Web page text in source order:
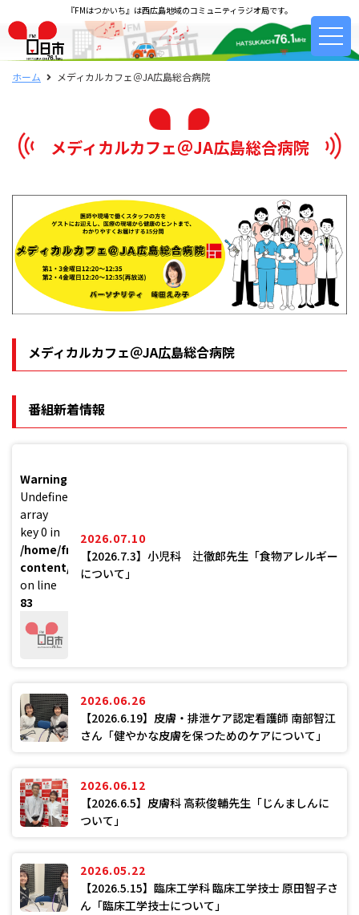
『FMはつかいち』は西広島地域のコミュニティラジオ局です。
ホーム メディカルカフェ＠JA広島総合病院
メディカルカフェ＠JA広島総合病院
メディカルカフェ＠JA広島総合病院
番組新着情報
Warning:
Undefined
array
key 0 in
/home/fmh761/761.jp/public_html/new/wp-
content/themes/FM_hatsukaichi/functions.php
on line
83
2026.07.10
【2026.7.3】小児科 辻徹郎先生「食物アレルギー
について」
2026.06.26
【2026.6.19】皮膚・排泄ケア認定看護師 南部智江
さん「健やかな皮膚を保つためのケアについて」
2026.06.12
【2026.6.5】皮膚科 高萩俊輔先生「じんましんに
ついて」
2026.05.22
【2026.5.15】臨床工学科 臨床工学技士 原田智子さ
ん「臨床工学技士について」